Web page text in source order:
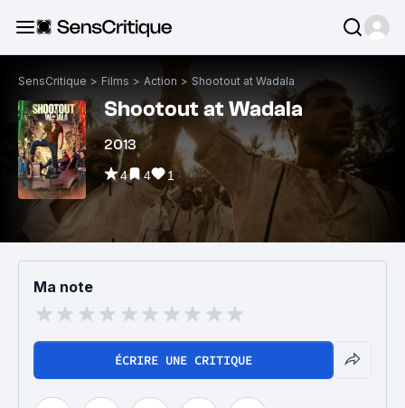
SensCritique > Films > Action > Shootout at Wadala
Shootout at Wadala
2013
4 4 1
Ma note
ÉCRIRE UNE CRITIQUE